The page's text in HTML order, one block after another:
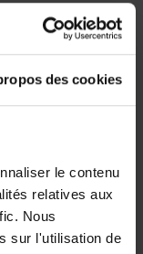
des cookies
le contenu
relatives aux
Nous
sur l'utilisation de